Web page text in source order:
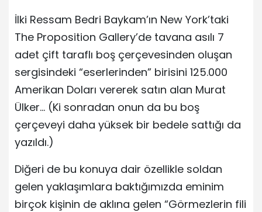
İlki Ressam Bedri Baykam’ın New York’taki
The Proposition Gallery’de tavana asılı 7
adet çift taraflı boş çerçevesinden oluşan
sergisindeki “eserlerinden” birisini 125.000
Amerikan Doları vererek satın alan Murat
Ülker… (Ki sonradan onun da bu boş
çerçeveyi daha yüksek bir bedele sattığı da
yazıldı.)
Diğeri de bu konuya dair özellikle soldan
gelen yaklaşımlara baktığımızda eminim
birçok kişinin de aklına gelen “Görmezlerin fili